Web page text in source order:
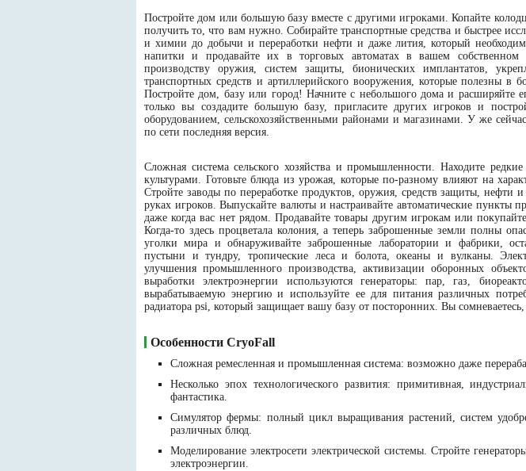
Постройте дом или большую базу вместе с другими игроками. Копайте
получить то, что вам нужно. Собирайте транспортные средства и быстрее
и химии до добычи и переработки нефти и даже лития, который необходим
напитки и продавайте их в торговых автоматах в вашем
производству оружия, систем защиты, бионических имплантатов,
транспортных средств и артиллерийского вооружения, которые полезны в
Постройте дом, базу или город! Начните с небольшого дома и расширяйте
только вы создадите большую базу, пригласите других игроков и
оборудованием, сельскохозяйственными районами и магазинами. У же
по сети последняя версия.
Сложная система сельского хозяйства и промышленности. Находите
культурами. Готовьте блюда из урожая, которые по-разному влияют на
Стройте заводы по переработке продуктов, оружия, средств защиты, нефти
руках игроков. Выпускайте валюты и настраивайте автоматические пункты
даже когда вас нет рядом. Продавайте товары другим игрокам или
Когда-то здесь процветала колония, а теперь заброшенные земли полны
уголки мира и обнаруживайте заброшенные лаборатории и фабрики,
пустыни и тундру, тропические леса и болота, океаны и вулканы.
улучшения промышленного производства, активизации оборонных
выработки электроэнергии используются генераторы: пар, газ,
вырабатываемую энергию и используйте ее для питания различных
радиатора psi, который защищает вашу базу от посторонних. Вы
Особенности CryoFall
Сложная ремесленная и промышленная система: возможно даже
Несколько эпох технологического развития: примитивная,
фантастика.
Симулятор фермы: полный цикл выращивания растений, систем
различных блюд.
Моделирование электросети электрической системы. Стройте
электроэнергии.